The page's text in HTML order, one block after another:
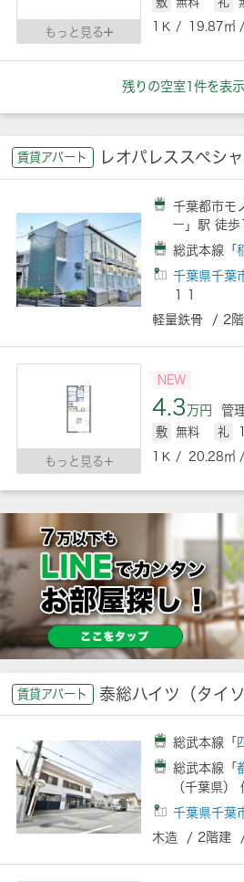
もっと見る
1Ｋ / 19.87㎡
残りの空室1件を表
賃貸アパート レオパレススペシ
千葉都市モ
ー 」駅 徒
総武本線「
千葉県千葉
軽量鉄骨 / 2
もっと見る
NEW
4.3万円 管
敷 無料 礼
1Ｋ / 20.28㎡
賃貸アパート 泰総ハイツ（タイ
総武本線「
総武本線「
（千葉県）
千葉県千葉
木造 / 2階建